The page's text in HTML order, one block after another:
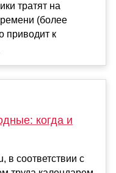
тратят на
(более
приводит к
когда и
в соответствии с